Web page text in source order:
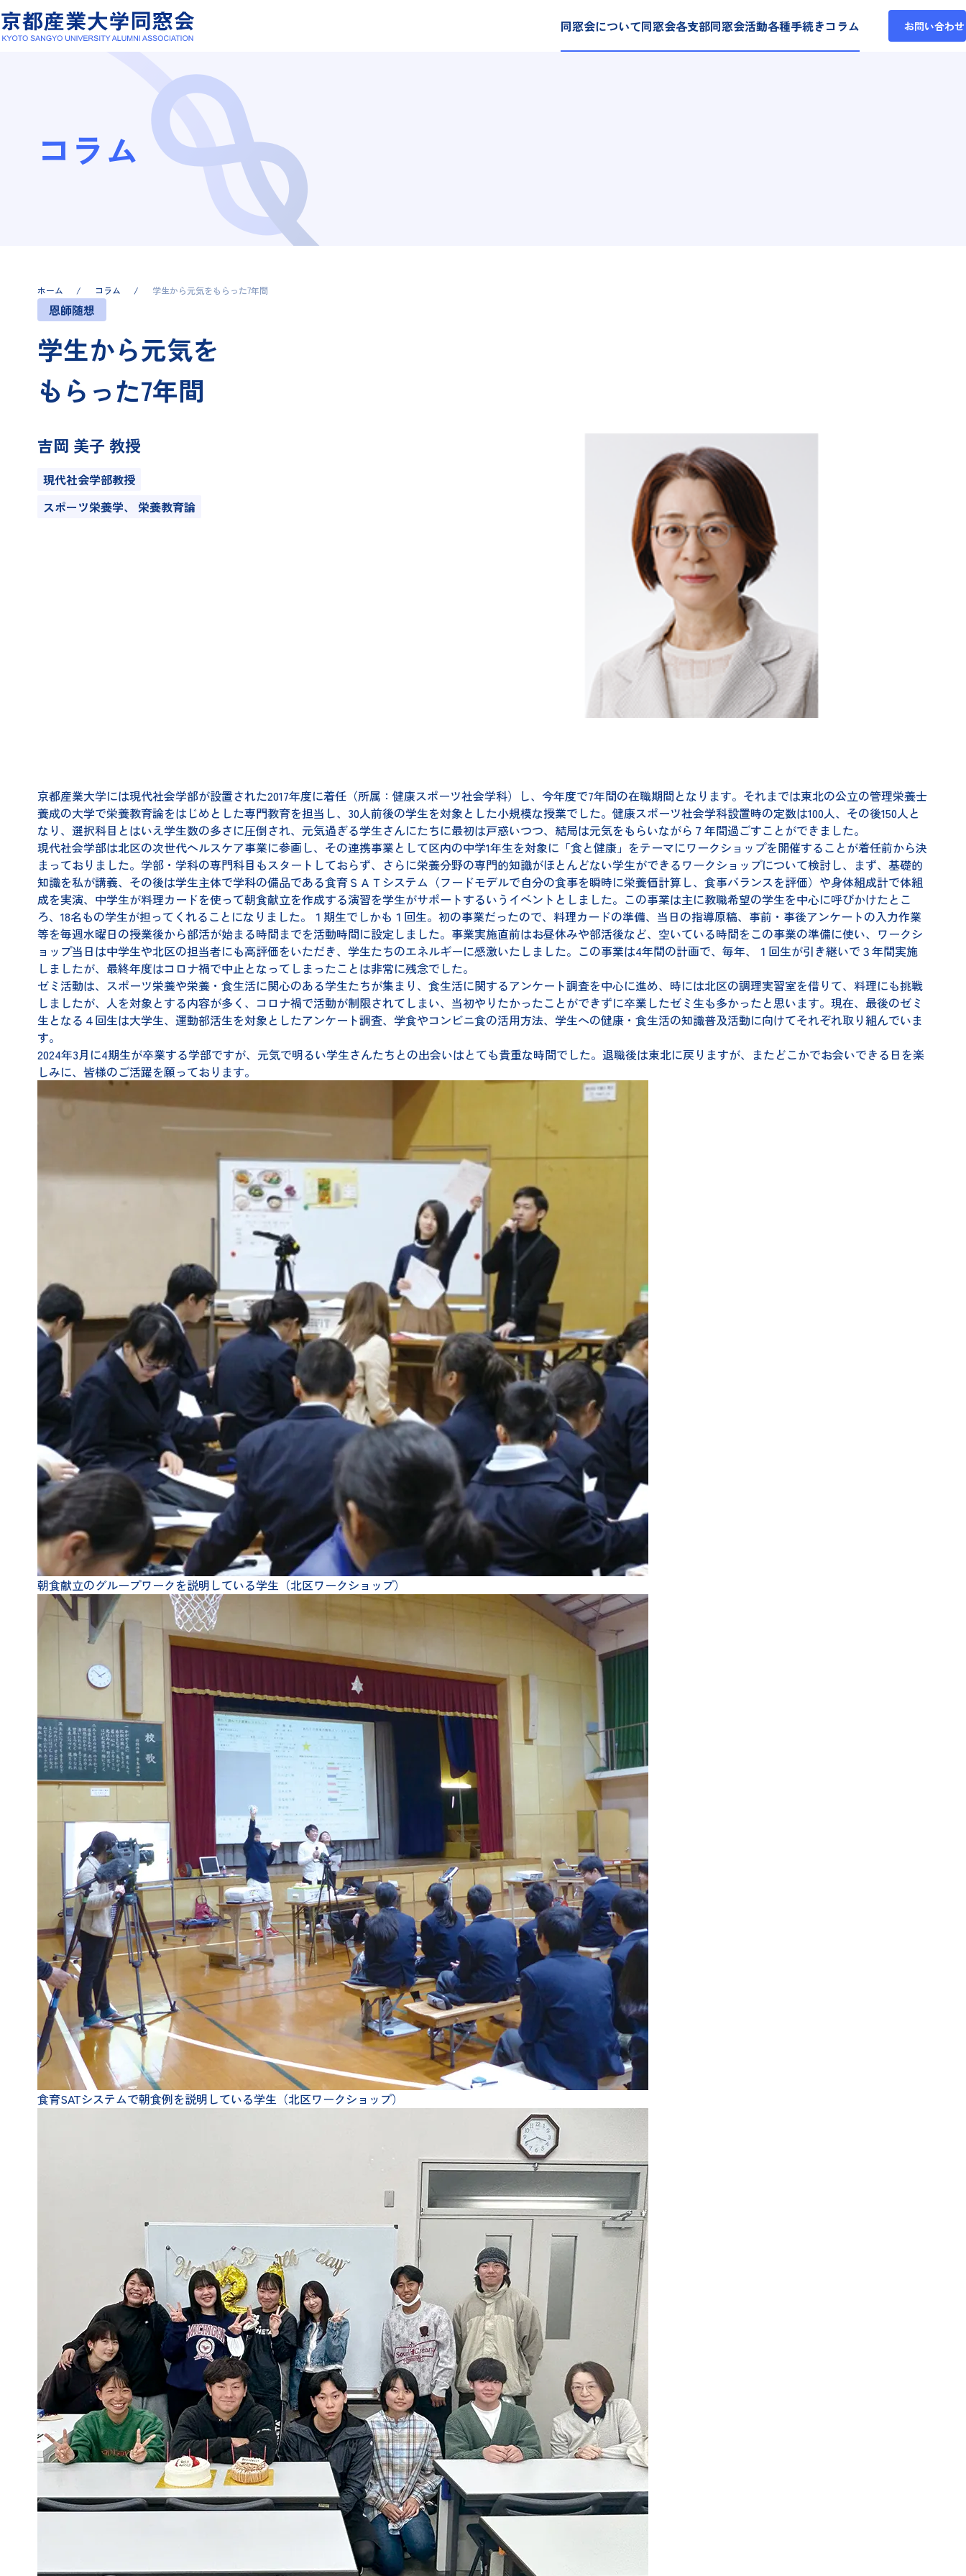
同窓会について同窓会各支部同窓会活動各種手続きコラム お問い合わせ
コラム
ホーム コラム 学生から元気をもらった7年間
恩師随想
学生から元気を
もらった7年間
吉岡 美子 教授
現代社会学部教授
スポーツ栄養学、 栄養教育論
京都産業大学には現代社会学部が設置された2017年度に着任（所属：健康スポーツ社会学科）し、今年度で7年間の在職期間となります。それまでは東北の公立の管理栄養士
養成の大学で栄養教育論をはじめとした専門教育を担当し、30人前後の学生を対象とした小規模な授業でした。健康スポーツ社会学科設置時の定数は100人、その後150人と
なり、選択科目とはいえ学生数の多さに圧倒され、元気過ぎる学生さんにたちに最初は戸惑いつつ、結局は元気をもらいながら７年間過ごすことができました。
現代社会学部は北区の次世代ヘルスケア事業に参画し、その連携事業として区内の中学1年生を対象に「食と健康」をテーマにワークショップを開催することが着任前から決
まっておりました。学部・学科の専門科目もスタートしておらず、さらに栄養分野の専門的知識がほとんどない学生ができるワークショップについて検討し、まず、基礎的
知識を私が講義、その後は学生主体で学科の備品である食育ＳＡＴシステム（フードモデルで自分の食事を瞬時に栄養価計算し、食事バランスを評価）や身体組成計で体組
成を実演、中学生が料理カードを使って朝食献立を作成する演習を学生がサポートするいうイベントとしました。この事業は主に教職希望の学生を中心に呼びかけたとこ
ろ、18名もの学生が担ってくれることになりました。１期生でしかも１回生。初の事業だったので、料理カードの準備、当日の指導原稿、事前・事後アンケートの入力作業
等を毎週水曜日の授業後から部活が始まる時間までを活動時間に設定しました。事業実施直前はお昼休みや部活後など、空いている時間をこの事業の準備に使い、ワークシ
ョップ当日は中学生や北区の担当者にも高評価をいただき、学生たちのエネルギーに感激いたしました。この事業は4年間の計画で、毎年、１回生が引き継いで３年間実施
しましたが、最終年度はコロナ禍で中止となってしまったことは非常に残念でした。
ゼミ活動は、スポーツ栄養や栄養・食生活に関心のある学生たちが集まり、食生活に関するアンケート調査を中心に進め、時には北区の調理実習室を借りて、料理にも挑戦
しましたが、人を対象とする内容が多く、コロナ禍で活動が制限されてしまい、当初やりたかったことができずに卒業したゼミ生も多かったと思います。現在、最後のゼミ
生となる４回生は大学生、運動部活生を対象としたアンケート調査、学食やコンビニ食の活用方法、学生への健康・食生活の知識普及活動に向けてそれぞれ取り組んでいま
す。
2024年3月に4期生が卒業する学部ですが、元気で明るい学生さんたちとの出会いはとても貴重な時間でした。退職後は東北に戻りますが、またどこかでお会いできる日を楽
しみに、皆様のご活躍を願っております。
朝食献立のグループワークを説明している学生（北区ワークショップ）
食育SATシステムで朝食例を説明している学生（北区ワークショップ）